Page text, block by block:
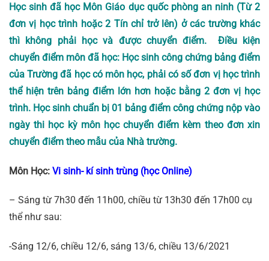
Học sinh đã học Môn Giáo dục quốc phòng an ninh (Từ 2
đơn vị học trình hoặc 2 Tín chỉ trở lên) ở các trường khác
thì không phải học và được chuyển điểm. Điều kiện
chuyển điểm môn đã học: Học sinh công chứng bảng điểm
của Trường đã học có môn học, phải có số đơn vị học trình
thể hiện trên bảng điểm lớn hơn hoặc bằng 2 đơn vị học
trình. Học sinh chuẩn bị 01 bảng điểm công chứng nộp vào
ngày thi học kỳ môn học chuyển điểm kèm theo đơn xin
chuyển điểm theo mẫu của Nhà trường.
Môn Học: Vi sinh- kí sinh trùng (học Online)
– Sáng từ 7h30 đến 11h00, chiều từ 13h30 đến 17h00 cụ
thể như sau:
-Sáng 12/6, chiều 12/6, sáng 13/6, chiều 13/6/2021